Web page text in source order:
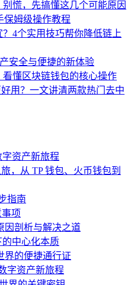
慌，先搞懂这几个可能原因
保姆级操作教程
4个实用技巧帮你降低链上
安全与便捷的新体验
懂区块链钱包的核心操作
用？一文讲清两款热门去中
资产新旅程
，从 TP 钱包、火币钱包到
指南
项
因剖析与解决之道
中心化本质
界的便捷通行证
字资产新旅程